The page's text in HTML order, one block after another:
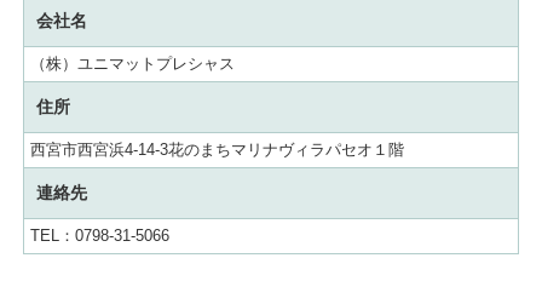
会社名
（株）ユニマットプレシャス
住所
西宮市西宮浜4-14-3花のまちマリナヴィラパセオ１階
連絡先
TEL：0798-31-5066